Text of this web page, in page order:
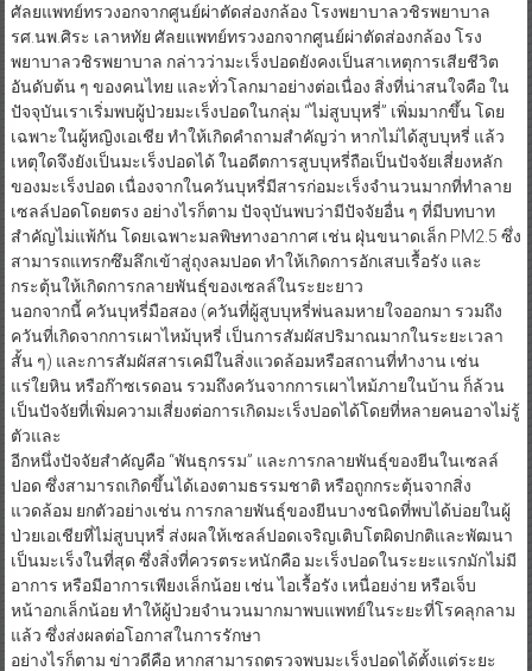
อันดับต้น ๆ ของคนไทย และทั่วโลกมาอย่างต่อเนื่อง สิ่งที่น่าสนใจคือ ใน
ปัจจุบันเราเริ่มพบผู้ป่วยมะเร็งปอดในกลุ่ม “ไม่สูบบุหรี่” เพิ่มมากขึ้น โดย
เฉพาะในผู้หญิงเอเชีย ทำให้เกิดคำถามสำคัญว่า หากไม่ได้สูบบุหรี่ แล้ว
เหตุใดจึงยังเป็นมะเร็งปอดได้ ในอดีตการสูบบุหรี่ถือเป็นปัจจัยเสี่ยงหลัก
ของมะเร็งปอด เนื่องจากในควันบุหรี่มีสารก่อมะเร็งจำนวนมากที่ทำลาย
เซลล์ปอดโดยตรง อย่างไรก็ตาม ปัจจุบันพบว่ามีปัจจัยอื่น ๆ ที่มีบทบาท
สำคัญไม่แพ้กัน โดยเฉพาะมลพิษทางอากาศ เช่น ฝุ่นขนาดเล็ก PM2.5 ซึ่ง
สามารถแทรกซึมลึกเข้าสู่ถุงลมปอด ทำให้เกิดการอักเสบเรื้อรัง และ
กระตุ้นให้เกิดการกลายพันธุ์ของเซลล์ในระยะยาว
นอกจากนี้ ควันบุหรี่มือสอง (ควันที่ผู้สูบบุหรี่พ่นลมหายใจออกมา รวมถึง
ควันที่เกิดจากการเผาไหม้บุหรี่ เป็นการสัมผัสปริมาณมากในระยะเวลา
สั้น ๆ) และการสัมผัสสารเคมีในสิ่งแวดล้อมหรือสถานที่ทำงาน เช่น
แร่ใยหิน หรือก๊าซเรดอน รวมถึงควันจากการเผาไหม้ภายในบ้าน ก็ล้วน
เป็นปัจจัยที่เพิ่มความเสี่ยงต่อการเกิดมะเร็งปอดได้โดยที่หลายคนอาจไม่รู้
ตัวและ
อีกหนึ่งปัจจัยสำคัญคือ “พันธุกรรม” และการกลายพันธุ์ของยีนในเซลล์
ปอด ซึ่งสามารถเกิดขึ้นได้เองตามธรรมชาติ หรือถูกกระตุ้นจากสิ่ง
แวดล้อม ยกตัวอย่างเช่น การกลายพันธุ์ของยีนบางชนิดที่พบได้บ่อยในผู้
ป่วยเอเชียที่ไม่สูบบุหรี่ ส่งผลให้เซลล์ปอดเจริญเติบโตผิดปกติและพัฒนา
เป็นมะเร็งในที่สุด ซึ่งสิ่งที่ควรตระหนักคือ มะเร็งปอดในระยะแรกมักไม่มี
อาการ หรือมีอาการเพียงเล็กน้อย เช่น ไอเรื้อรัง เหนื่อยง่าย หรือเจ็บ
หน้าอกเล็กน้อย ทำให้ผู้ป่วยจำนวนมากมาพบแพทย์ในระยะที่โรคลุกลาม
แล้ว ซึ่งส่งผลต่อโอกาสในการรักษา
อย่างไรก็ตาม ข่าวดีคือ หากสามารถตรวจพบมะเร็งปอดได้ตั้งแต่ระยะ
เริ่มต้น โอกาสในการรักษาให้หายขาดยังมีสูงมาก โดยปัจจุบันมี
เทคโนโลยีการตรวจคัดกรองด้วยเครื่องเอกซเรย์คอมพิวเตอร์ความ
ละเอียดต่ำ (Low-dose CT scan) ที่สามารถตรวจพบก้อนผิดปกติขนาด